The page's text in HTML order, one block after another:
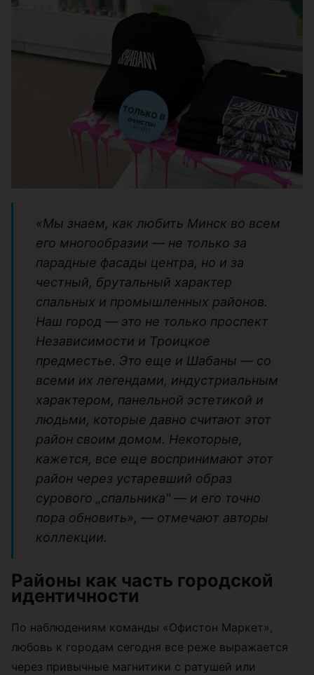
«Мы знаем, как любить Минск во всем
его многообразии — не только за
парадные фасады центра, но и за
честный, брутальный характер
спальных и промышленных районов.
Наш город — это не только проспект
Независимости и Троицкое
предместье. Это еще и Шабаны — со
всеми их легендами, индустриальным
характером, панельной эстетикой и
людьми, которые давно считают этот
район своим домом. Некоторые,
кажется, все еще воспринимают этот
район через устаревший образ
сурового „спальника" — и его точно
пора обновить», — отмечают авторы
коллекции.
Районы как часть городской
идентичности
По наблюдениям команды «Офистон Маркет»,
любовь к городам сегодня все реже выражается
через привычные магнитики с ратушей или